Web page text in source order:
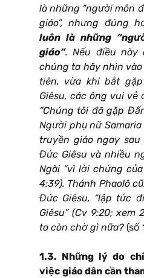
là những “người môn
giáo”, nhưng đúng
luôn là những
giáo”. Nếu điều này
chúng ta hãy nhìn
tiên, vừa khi bắt
Giêsu, các ông vui vẻ
“Chúng tôi đã gặp
Người phụ nữ
truyền giáo ngay
Đức Giêsu và nhiều
Ngài “vì lời chứng
4:39). Thánh Phaolô
Đức Giêsu, “lập tức
Giêsu” (Cv 9:20; xem
ta còn chờ gì nữa? (số
1.3. Những lý do
việc giáo dân cần